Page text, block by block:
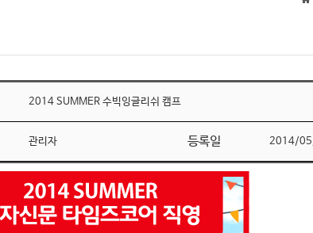
2014 SUMMER 수빅잉글리쉬 캠프
관리자 등록일 2014/